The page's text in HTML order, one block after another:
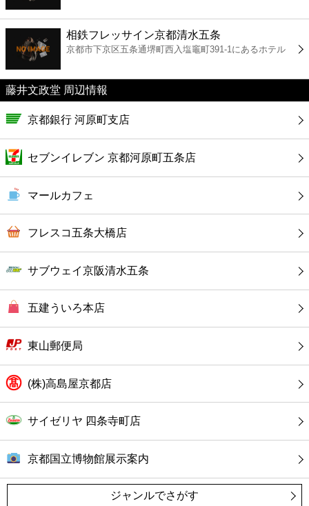
カフェ
ショッピング
銀行
公共
病院
ホテル
相鉄フレッサイン京都清水五条
京都市下京区五条通堺町西入塩竈町391-1にあるホテル
藤井文政堂 周辺情報
京都銀行 河原町支店
セブンイレブン 京都河原町五条店
マールカフェ
フレスコ五条大橋店
サブウェイ京阪清水五条
五建ういろ本店
東山郵便局
(株)高島屋京都店
サイゼリヤ 四条寺町店
京都国立博物館展示案内
ジャンルでさがす